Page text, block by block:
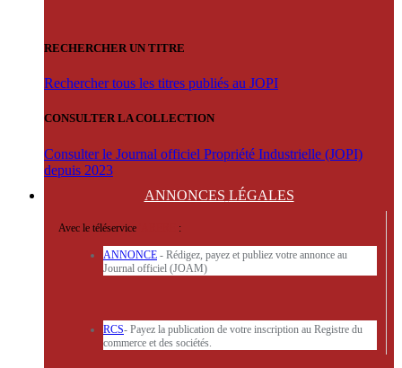
RECHERCHER UN TITRE
Rechercher tous les titres publiés au JOPI
CONSULTER LA COLLECTION
Consulter le Journal officiel Propriété Industrielle (JOPI)
depuis 2023
ANNONCES LÉGALES
Avec le téléservice :
ANNONCE - Rédigez, payez et publiez votre annonce au
Journal officiel (JOAM)
RCS- Payez la publication de votre inscription au Registre du
commerce et des sociétés.